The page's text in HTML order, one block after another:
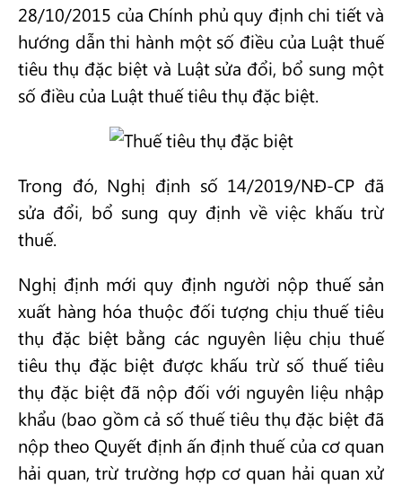
28/10/2015 của Chính phủ quy định chi tiết và
hướng dẫn thi hành một số điều của Luật thuế
tiêu thụ đặc biệt và Luật sửa đổi, bổ sung một
số điều của Luật thuế tiêu thụ đặc biệt.
Trong đó, Nghị định số 14/2019/NĐ-CP đã
sửa đổi, bổ sung quy định về việc khấu trừ
thuế.
Nghị định mới quy định người nộp thuế sản
xuất hàng hóa thuộc đối tượng chịu thuế tiêu
thụ đặc biệt bằng các nguyên liệu chịu thuế
tiêu thụ đặc biệt được khấu trừ số thuế tiêu
thụ đặc biệt đã nộp đối với nguyên liệu nhập
khẩu (bao gồm cả số thuế tiêu thụ đặc biệt đã
nộp theo Quyết định ấn định thuế của cơ quan
hải quan, trừ trường hợp cơ quan hải quan xử